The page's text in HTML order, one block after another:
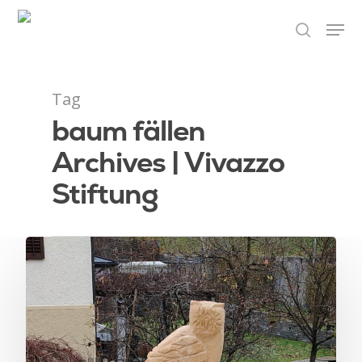
mit der Suche zu beginnen
Tag
baum fällen
Archives | Vivazzo
Stiftung